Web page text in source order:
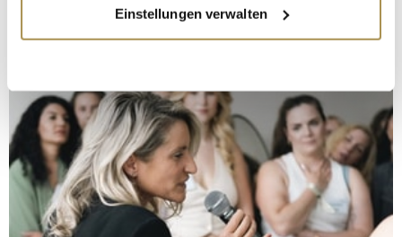
Informationen über Ihre geografische Lage
erfassen, welche bis auf einige Meter genau sein
bestimmten Merkmalen (Fingerprinting) identifizieren
Erfahren Sie mehr darüber, wie Ihre persönlichen Daten
verarbeitet werden, und legen Sie Ihre Präferenzen im
Abschnitt Einzelheitenfest.
Wir verwenden Cookies, um Inhalte und Anzeigen zu
Einstellungen verwalten